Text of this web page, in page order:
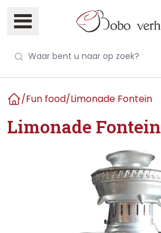
/Fun food/Limonade Fontein
Limonade Fontein